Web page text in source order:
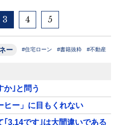
3 4 5
ー #住宅ローン #書籍抜粋 #不動産
か｣と問う
ヒー」に目もくれない
｢3.14です｣は大間違いである